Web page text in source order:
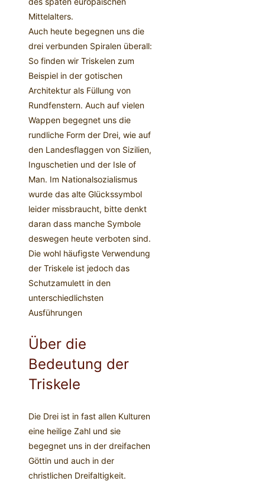
Mittelalters.
Auch heute begegnen uns die
drei verbunden Spiralen überall:
So finden wir Triskelen zum
Beispiel in der gotischen
Architektur als Füllung von
Rundfenstern. Auch auf vielen
Wappen begegnet uns die
rundliche Form der Drei, wie auf
den Landesflaggen von Sizilien,
Inguschetien und der Isle of
Man. Im Nationalsozialismus
wurde das alte Glückssymbol
leider missbraucht, bitte denkt
daran dass manche Symbole
deswegen heute verboten sind.
Die wohl häufigste Verwendung
der Triskele ist jedoch das
Schutzamulett in den
unterschiedlichsten
Ausführungen
Über die
Bedeutung der
Triskele
Die Drei ist in fast allen Kulturen
eine heilige Zahl und sie
begegnet uns in der dreifachen
Göttin und auch in der
christlichen Dreifaltigkeit.